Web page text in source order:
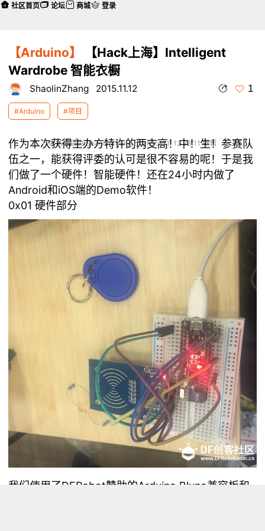
【Arduino】
【Hack上海】Intelligent
Wardrobe 智能衣橱
ShaolinZhang 2015.11.12 1
#Arduino #项目
本帖最后由 ShaolinZhang 于 2015-11-12 23:11 编辑
作为本次获得主办方特许的两支高！中！生！参赛队
伍之一，能获得评委的认可是很不容易的呢！于是我
们做了一个硬件！智能硬件！还在24小时内做了
Android和iOS端的Demo软件！
0x01 硬件部分
我们使用了DFRobot赞助的Arduino Bluno兼容板和
社区首页 论坛 商城 登录